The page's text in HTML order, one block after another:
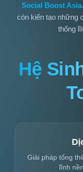
Social Boost Asia
còn kiến tạo những
thống
Hệ
Giải pháp tổng
lĩnh